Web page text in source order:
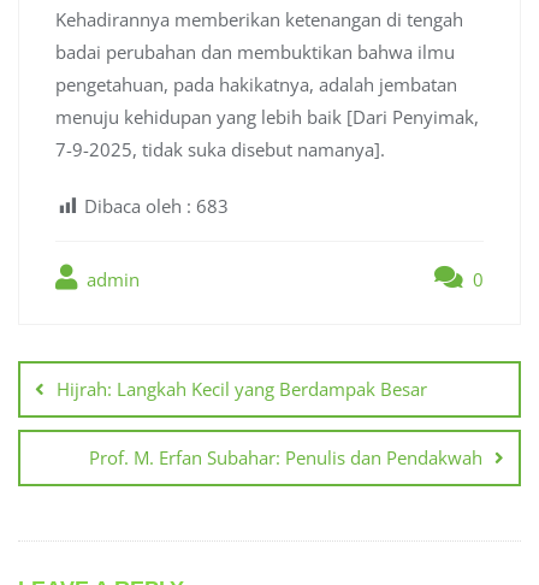
Kehadirannya memberikan ketenangan di tengah
badai perubahan dan membuktikan bahwa ilmu
pengetahuan, pada hakikatnya, adalah jembatan
menuju kehidupan yang lebih baik [Dari Penyimak,
7-9-2025, tidak suka disebut namanya].
Dibaca oleh : 683
admin 0
navigation
Hijrah: Langkah Kecil yang Berdampak Besar
Prof. M. Erfan Subahar: Penulis dan Pendakwah